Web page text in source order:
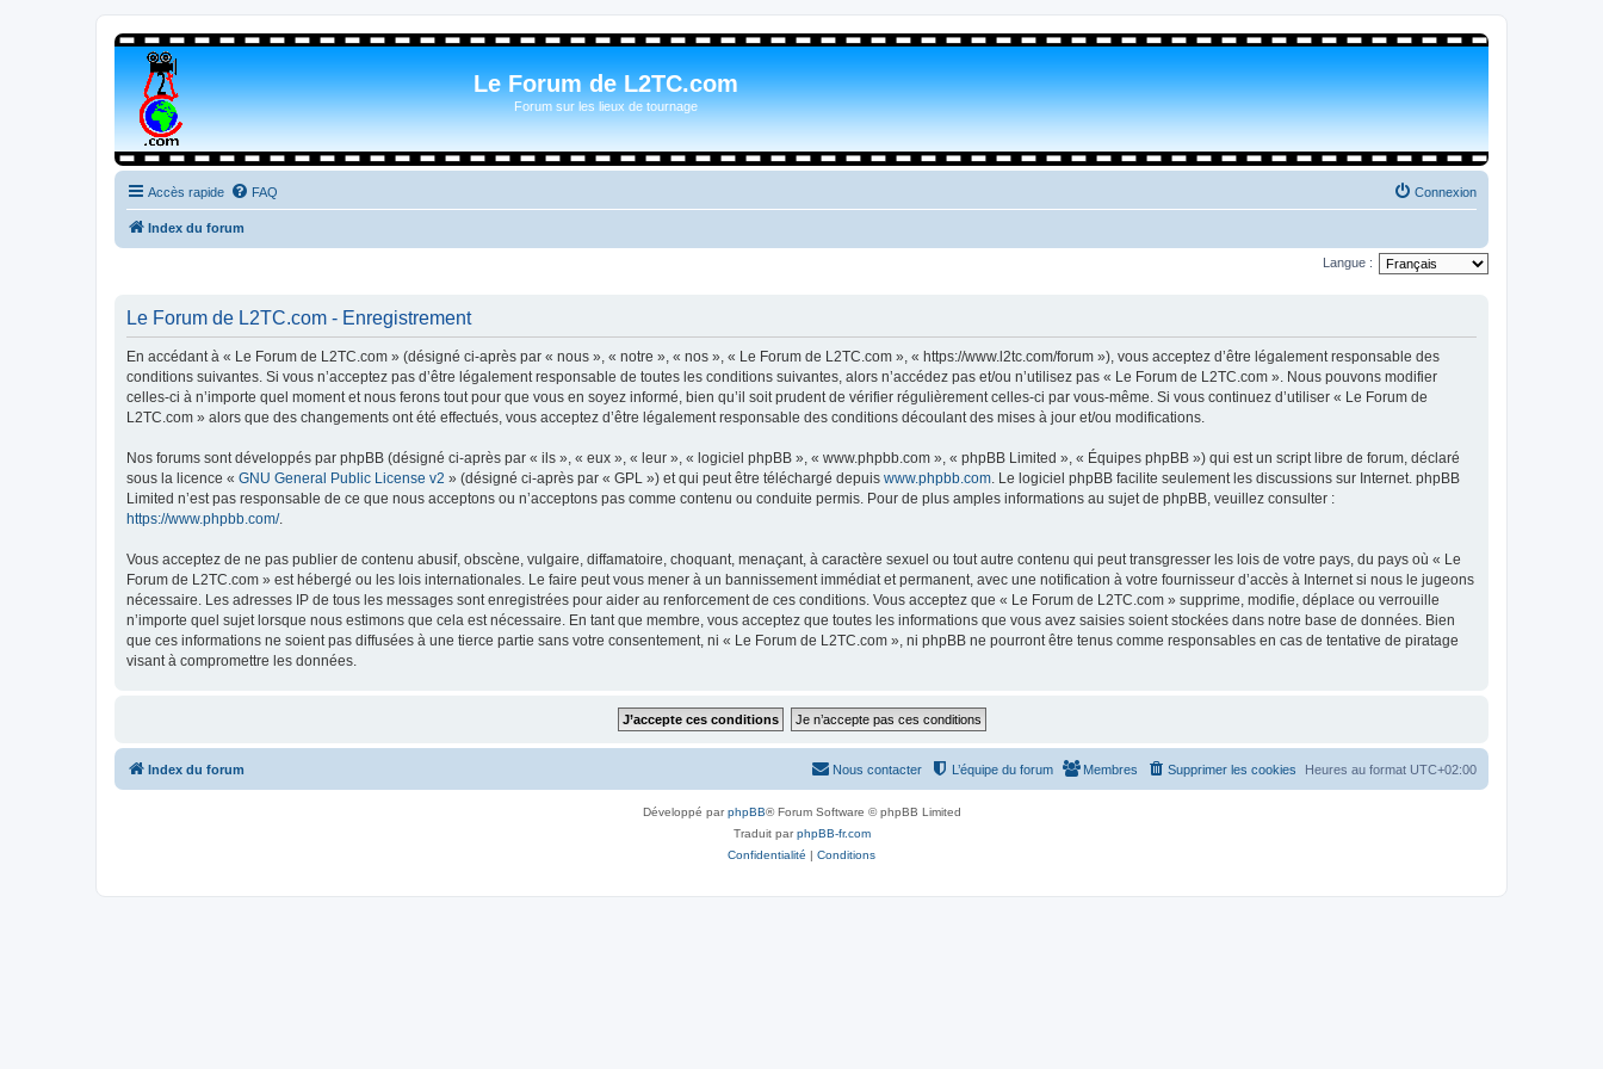
Le Forum de L2TC.com
Forum sur les lieux de tournage
Accès rapide FAQ Connexion
Index du forum
Langue :
Le Forum de L2TC.com - Enregistrement
En accédant à « Le Forum de L2TC.com » (désigné ci-après par « nous », « notre », « nos », « Le Forum de L2TC.com », « https://www.l2tc.com/forum »), vous acceptez d’être légalement responsable des
conditions suivantes. Si vous n’acceptez pas d’être légalement responsable de toutes les conditions suivantes, alors n’accédez pas et/ou n’utilisez pas « Le Forum de L2TC.com ». Nous pouvons modifier
celles-ci à n’importe quel moment et nous ferons tout pour que vous en soyez informé, bien qu’il soit prudent de vérifier régulièrement celles-ci par vous-même. Si vous continuez d’utiliser « Le Forum de
L2TC.com » alors que des changements ont été effectués, vous acceptez d’être légalement responsable des conditions découlant des mises à jour et/ou modifications.
Nos forums sont développés par phpBB (désigné ci-après par « ils », « eux », « leur », « logiciel phpBB », « www.phpbb.com », « phpBB Limited », « Équipes phpBB ») qui est un script libre de forum, déclaré
sous la licence « GNU General Public License v2 » (désigné ci-après par « GPL ») et qui peut être téléchargé depuis www.phpbb.com . Le logiciel phpBB facilite seulement les discussions sur Internet. phpBB
Limited n’est pas responsable de ce que nous acceptons ou n’acceptons pas comme contenu ou conduite permis. Pour de plus amples informations au sujet de phpBB, veuillez consulter :
https://www.phpbb.com/.
Vous acceptez de ne pas publier de contenu abusif, obscène, vulgaire, diffamatoire, choquant, menaçant, à caractère sexuel ou tout autre contenu qui peut transgresser les lois de votre pays, du pays où « Le
Forum de L2TC.com » est hébergé ou les lois internationales. Le faire peut vous mener à un bannissement immédiat et permanent, avec une notification à votre fournisseur d’accès à Internet si nous le jugeons
nécessaire. Les adresses IP de tous les messages sont enregistrées pour aider au renforcement de ces conditions. Vous acceptez que « Le Forum de L2TC.com » supprime, modifie, déplace ou verrouille
n’importe quel sujet lorsque nous estimons que cela est nécessaire. En tant que membre, vous acceptez que toutes les informations que vous avez saisies soient stockées dans notre base de données. Bien
que ces informations ne soient pas diffusées à une tierce partie sans votre consentement, ni « Le Forum de L2TC.com », ni phpBB ne pourront être tenus comme responsables en cas de tentative de piratage
visant à compromettre les données.
Index du forum Heures au format UTC+02:00
Supprimer les cookies
Membres
L’équipe du forum
Nous contacter
Développé parphpBB® Forum Software © phpBB Limited
Traduit parphpBB-fr.com
Confidentialité | Conditions